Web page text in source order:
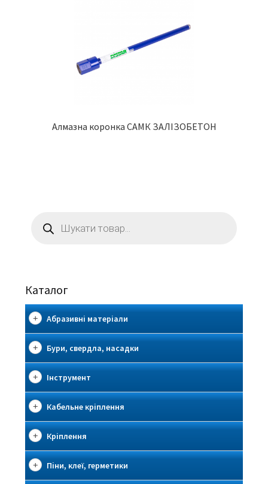
Алмазна коронка CAMК ЗАЛІЗОБЕТОН
товарів
Каталог
Абразивні матеріали
Бури, свердла, насадки
Інструмент
Кабельне кріплення
Кріплення
Піни, клеї, герметики